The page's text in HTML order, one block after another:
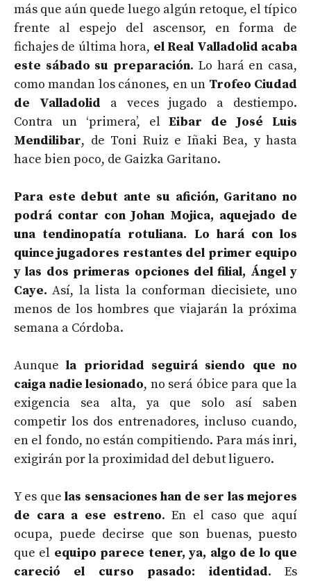
más que aún quede luego algún retoque, el típico
frente al espejo del ascensor, en forma de
fichajes de última hora, el Real Valladolid acaba
este sábado su preparación. Lo hará en casa,
como mandan los cánones, en un Trofeo Ciudad
de Valladolid a veces jugado a destiempo.
Contra un ‘primera’, elEibar de José Luis
Mendilibar, de Toni Ruiz e Iñaki Bea, y hasta
hace bien poco, de Gaizka Garitano.
Para este debut ante su afición, Garitano no
podrá contar con Johan Mojica, aquejado de
una tendinopatía rotuliana. Lo hará con los
quince jugadores restantes del primer equipo
y las dos primeras opciones del filial, Ángel y
Caye. Así, la lista la conforman diecisiete, uno
menos de los hombres que viajarán la próxima
semana a Córdoba.
Aunquela prioridad seguirá siendo que no
caiga nadie lesionado, no será óbice para que la
exigencia sea alta, ya que solo así saben
competir los dos entrenadores, incluso cuando,
en el fondo, no están compitiendo. Para más inri,
exigirán por la proximidad del debut liguero.
Y es que las sensaciones han de ser las mejores
de cara a ese estreno. En el caso que aquí
ocupa, puede decirse que son buenas, puesto
que el equipo parece tener, ya, algo de lo que
careció el curso pasado: identidad. Es